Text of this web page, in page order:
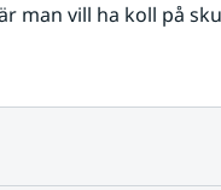
man vill ha koll på